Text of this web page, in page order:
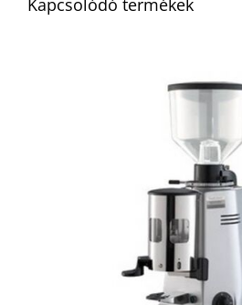
RÉSZLETEK